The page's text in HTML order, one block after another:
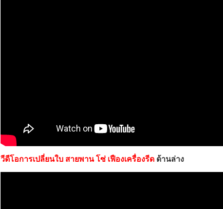
วีดีโอการเปลี่ยนใบ สายพาน โซ่ เฟืองเครื่องรีด ด้านล่าง